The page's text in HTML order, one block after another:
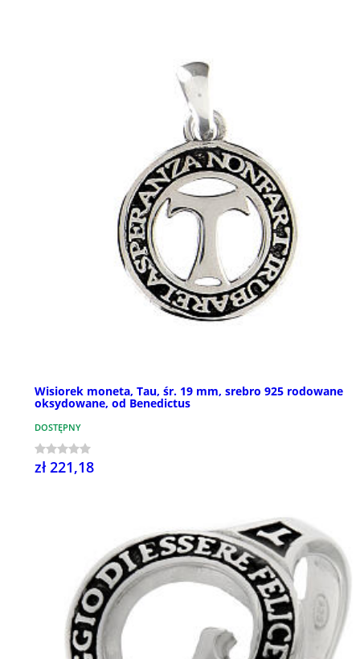
Wisiorek moneta, Tau, śr. 19 mm, srebro 925 rodowane
oksydowane, od Benedictus
DOSTĘPNY
zł 221,18